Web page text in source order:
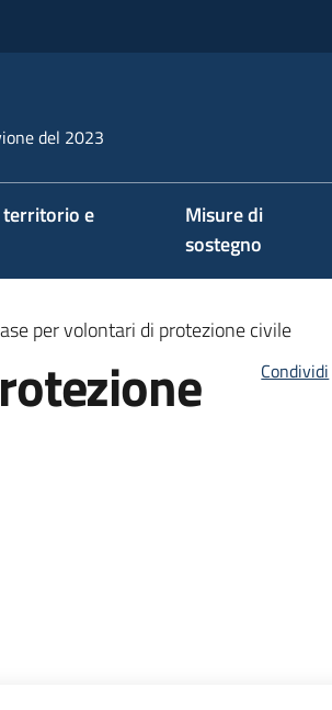
del 2023
e
Misure di
sostegno
per volontari di protezione civile
Condividi